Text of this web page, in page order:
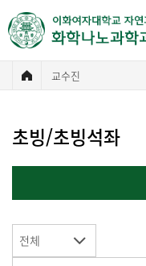
교수진
초빙/초빙석좌
전체